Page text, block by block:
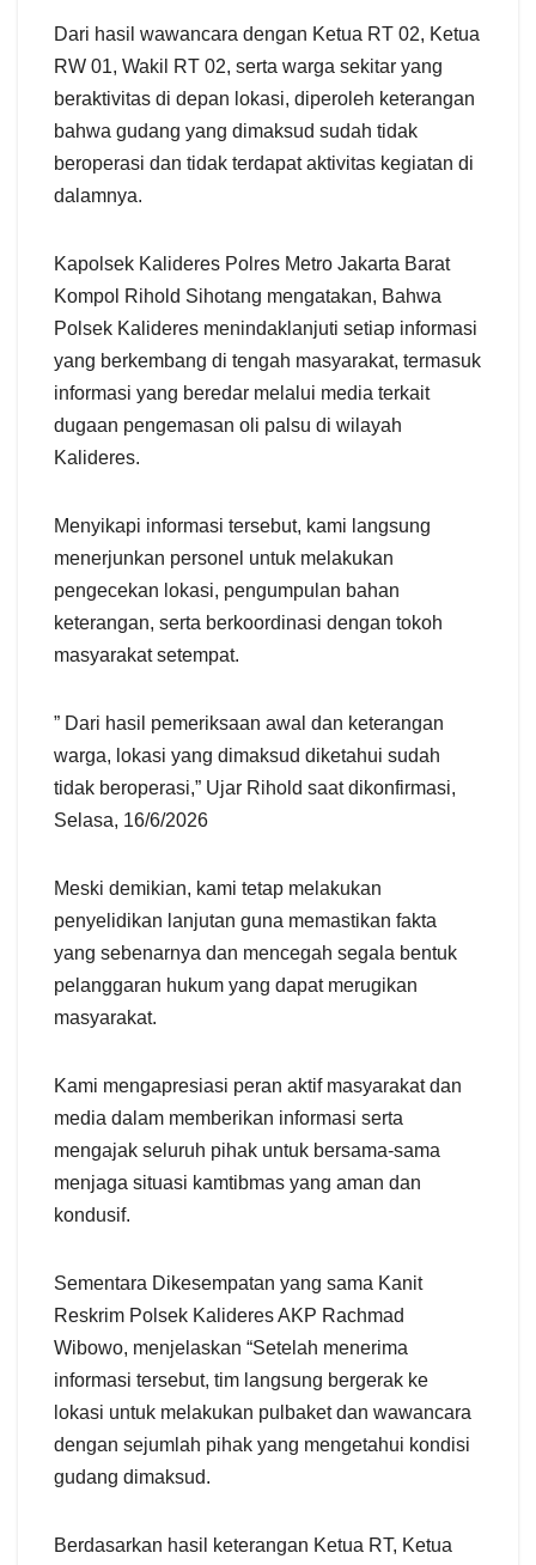
Dari hasil wawancara dengan Ketua RT 02, Ketua
RW 01, Wakil RT 02, serta warga sekitar yang
beraktivitas di depan lokasi, diperoleh keterangan
bahwa gudang yang dimaksud sudah tidak
beroperasi dan tidak terdapat aktivitas kegiatan di
dalamnya.
Kapolsek Kalideres Polres Metro Jakarta Barat
Kompol Rihold Sihotang mengatakan, Bahwa
Polsek Kalideres menindaklanjuti setiap informasi
yang berkembang di tengah masyarakat, termasuk
informasi yang beredar melalui media terkait
dugaan pengemasan oli palsu di wilayah
Kalideres.
Menyikapi informasi tersebut, kami langsung
menerjunkan personel untuk melakukan
pengecekan lokasi, pengumpulan bahan
keterangan, serta berkoordinasi dengan tokoh
masyarakat setempat.
” Dari hasil pemeriksaan awal dan keterangan
warga, lokasi yang dimaksud diketahui sudah
tidak beroperasi,” Ujar Rihold saat dikonfirmasi,
Selasa, 16/6/2026
Meski demikian, kami tetap melakukan
penyelidikan lanjutan guna memastikan fakta
yang sebenarnya dan mencegah segala bentuk
pelanggaran hukum yang dapat merugikan
masyarakat.
Kami mengapresiasi peran aktif masyarakat dan
media dalam memberikan informasi serta
mengajak seluruh pihak untuk bersama-sama
menjaga situasi kamtibmas yang aman dan
kondusif.
Sementara Dikesempatan yang sama Kanit
Reskrim Polsek Kalideres AKP Rachmad
Wibowo, menjelaskan “Setelah menerima
informasi tersebut, tim langsung bergerak ke
lokasi untuk melakukan pulbaket dan wawancara
dengan sejumlah pihak yang mengetahui kondisi
gudang dimaksud.
Berdasarkan hasil keterangan Ketua RT, Ketua